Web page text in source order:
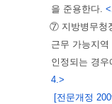
을 준용한다.
⑦ 지방병무청
근무 가능지
인정되는 경
4.>
[전문개정